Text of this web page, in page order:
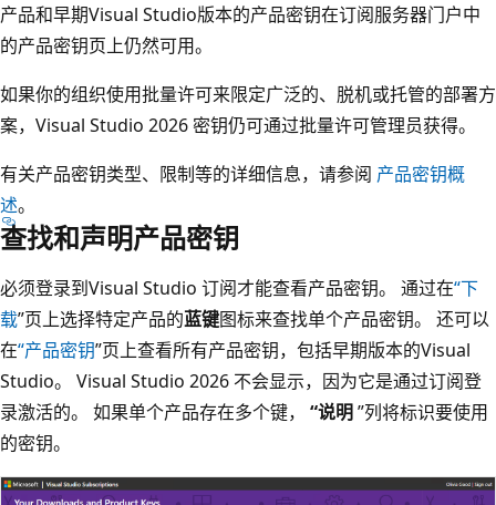
产品和早期Visual Studio版本的产品密钥在订阅服务器门户中
的产品密钥页上仍然可用。
如果你的组织使用批量许可来限定广泛的、脱机或托管的部署方
案，Visual Studio 2026 密钥仍可通过批量许可管理员获得。
有关产品密钥类型、限制等的详细信息，请参阅 产品密钥概
述。
查找和声明产品密钥
必须登录到Visual Studio 订阅才能查看产品密钥。 通过在“下
载”页上选择特定产品的蓝键图标来查找单个产品密钥。 还可以
在“产品密钥”页上查看所有产品密钥，包括早期版本的Visual
Studio。 Visual Studio 2026 不会显示，因为它是通过订阅登
录激活的。 如果单个产品存在多个键， “说明”列将标识要使用
的密钥。